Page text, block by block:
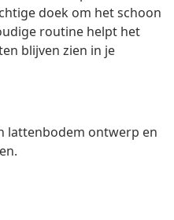
doek om het schoon
routine helpt het
blijven zien in je
lattenbodem ontwerp en